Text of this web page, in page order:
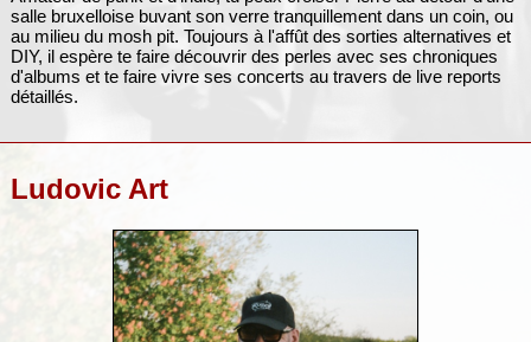
salle bruxelloise buvant son verre tranquillement dans un coin, ou
au milieu du mosh pit. Toujours à l'affût des sorties alternatives et
DIY, il espère te faire découvrir des perles avec ses chroniques
d'albums et te faire vivre ses concerts au travers de live reports
détaillés.
Ludovic Art